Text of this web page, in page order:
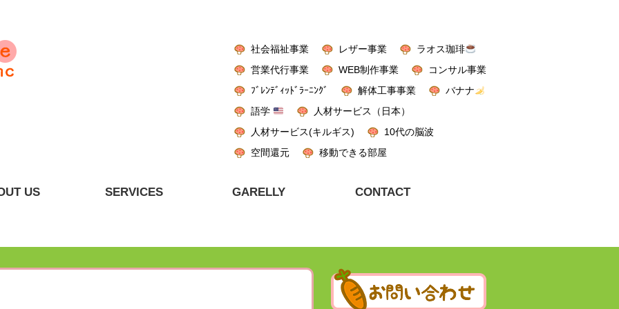
社会福祉事業 レザー事業
ラオス珈琲
営業代行事業
WEB制作事業
コンサル事業
ﾌﾞﾚﾝﾃﾞｨｯﾄﾞﾗｰﾆﾝｸﾞ
解体工事事業
バナナ
語学
人材サービス（日本）
人材サービス(キルギス)
10代の脳波
空間還元
移動できる部屋
US SERVICES GARELLY CONTACT